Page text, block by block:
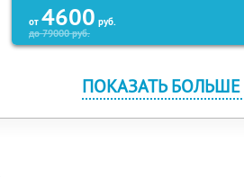
от 4600 руб.
до79000руб.
ПОКАЗАТЬ